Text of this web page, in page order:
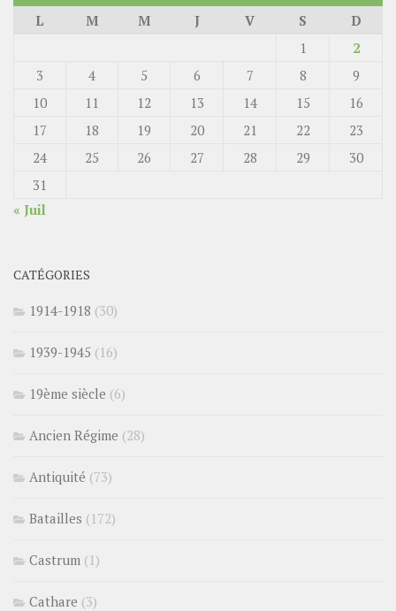
L
M M J V S
D
1
2
3
4 5 6 7 8
9
10
11 12 13 14 15
16
17
18 19 20 21 22
23
24
25 26 27 28 29
30
31
« Juil
CATÉGORIES
1914-1918 (30)
1939-1945 (16)
19ème siècle (6)
Ancien Régime (28)
Antiquité (73)
Batailles (172)
Castrum (1)
Cathare (3)